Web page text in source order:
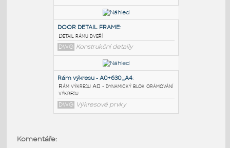
escher-stairs:
Escherova schodiště - 3D iluze
DWG Schodiště
PenroseTriangle:
Penrose triangle - nereálný 3D trojúhelník,
skutečný model (Escher)
DWG Tvary
Komentáře: